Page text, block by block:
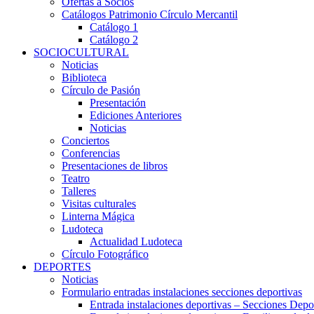
Catálogos Patrimonio Círculo Mercantil
Catálogo 1
Catálogo 2
SOCIOCULTURAL
Noticias
Biblioteca
Círculo de Pasión
Presentación
Ediciones Anteriores
Noticias
Conciertos
Conferencias
Presentaciones de libros
Teatro
Talleres
Visitas culturales
Linterna Mágica
Ludoteca
Actualidad Ludoteca
Círculo Fotográfico
DEPORTES
Noticias
Formulario entradas instalaciones secciones deportivas
Entrada instalaciones deportivas – Secciones